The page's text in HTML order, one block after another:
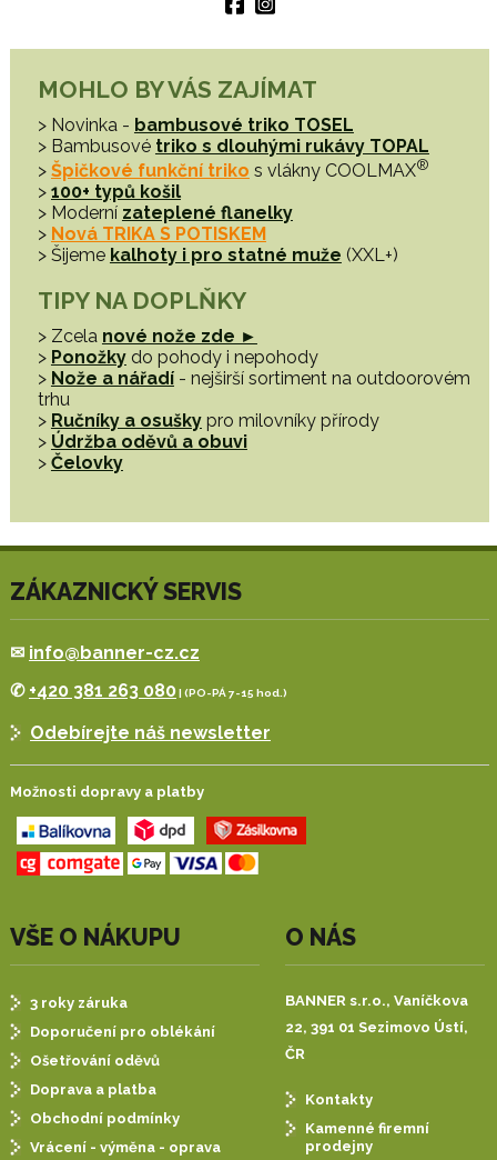
MOHLO BY VÁS ZAJÍMAT
> Novinka - bambusové triko TOSEL
> Bambusové triko s dlouhými rukávy TOPAL
> Špičkové funkční triko s vlákny COOLMAX®
> 100+ typů košil
> Moderní zateplené flanelky
> Nová TRIKA S POTISKEM
> Šijeme kalhoty i pro statné muže (XXL+)
TIPY NA DOPLŇKY
> Zcela nové nože zde ►
> Ponožkydo pohody i nepohody
> Nože a nářadí- nejširší sortiment na outdoorovém
trhu
> Ručníky a osušky pro milovníky přírody
> Údržba oděvů a obuvi
> Čelovky
ZÁKAZNICKÝ SERVIS
✉ info@banner-cz.cz
✆ +420 381 263 080| (PO-PÁ 7-15 hod.)
Odebírejte náš newsletter
Možnosti dopravy a platby
VŠE O NÁKUPU
3 roky záruka
Doporučení pro oblékání
Ošetřování oděvů
Doprava a platba
Obchodní podmínky
Vrácení - výměna - oprava
O NÁS
BANNER s.r.o., Vaníčkova
22, 391 01 Sezimovo Ústí,
ČR
Kontakty
Kamenné firemní
prodejny